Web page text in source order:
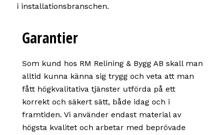
i installationsbranschen.
Garantier
Som kund hos RM Relining & Bygg AB skall man
alltid kunna känna sig trygg och veta att man
fått högkvalitativa tjänster utförda på ett
korrekt och säkert sätt, både idag och i
framtiden. Vi använder endast material av
högsta kvalitet och arbetar med beprövade